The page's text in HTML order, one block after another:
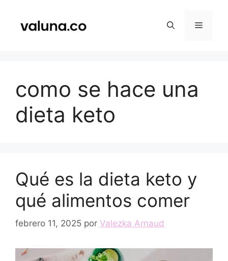
contenido
Menú
como se hace una
dieta keto
Qué es la dieta keto y
qué alimentos comer
febrero 11, 2025 por Valezka Arnaud